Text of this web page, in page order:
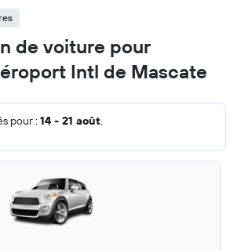
de voiture pour
Intl de Mascate
pour : 14 - 21 août.